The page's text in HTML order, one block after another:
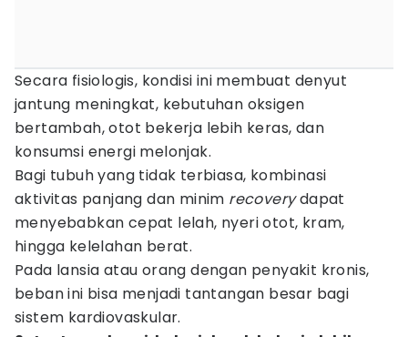
Secara fisiologis, kondisi ini membuat denyut
jantung meningkat, kebutuhan oksigen
bertambah, otot bekerja lebih keras, dan
konsumsi energi melonjak.
Bagi tubuh yang tidak terbiasa, kombinasi
aktivitas panjang dan minim recoverydapat
menyebabkan cepat lelah, nyeri otot, kram,
hingga kelelahan berat.
Pada lansia atau orang dengan penyakit kronis,
beban ini bisa menjadi tantangan besar bagi
sistem kardiovaskular.